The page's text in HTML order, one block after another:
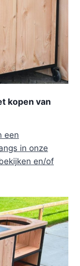
kopen van
een
in onze
en/of